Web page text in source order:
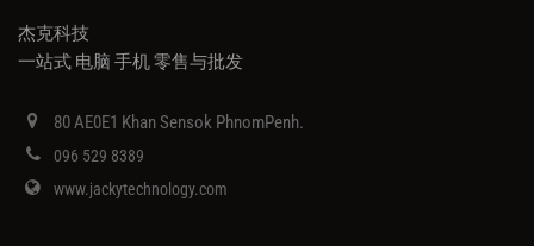
杰克科技
一站式 电脑 手机 零售与批发
80 AE0E1 Khan Sensok PhnomPenh.
096 529 8389
www.jackytechnology.com